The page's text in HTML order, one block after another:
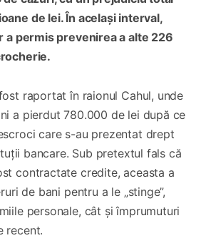
de lei. În același interval,
a permis prevenirea a alte 226
raportat în raionul Cahul, unde
a pierdut 780.000 de lei după ce
care s-au prezentat drept
bancare. Sub pretextul fals că
contractate credite, aceasta a
de bani pentru a le „stinge”,
personale, cât și împrumuturi
recent.